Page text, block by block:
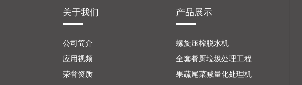
关于我们
公司简介
应用视频
荣誉资质
产品展示
螺旋压榨脱水机
全套餐厨垃圾处理工程
果蔬尾菜减量化处理机